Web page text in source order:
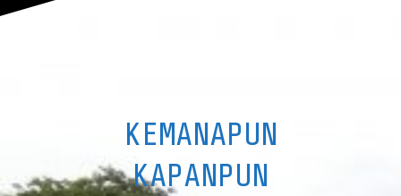
KEMANAPUN
KAPANPUN